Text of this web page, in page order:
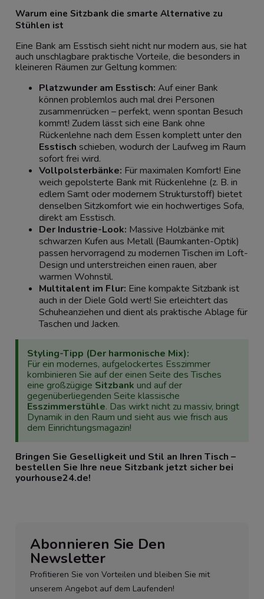
Warum eine Sitzbank die smarte Alternative zu
Stühlen ist
Eine Bank am Esstisch sieht nicht nur modern aus, sie hat
auch unschlagbare praktische Vorteile, die besonders in
kleineren Räumen zur Geltung kommen:
Platzwunder am Esstisch: Auf einer Bank
können problemlos auch mal drei Personen
zusammenrücken – perfekt, wenn spontan Besuch
kommt! Zudem lässt sich eine Bank ohne
Rückenlehne nach dem Essen komplett unter den
Esstisch schieben, wodurch der Laufweg im Raum
sofort frei wird.
Vollpolsterbänke: Für maximalen Komfort! Eine
weich gepolsterte Bank mit Rückenlehne (z. B. in
edlem Samt oder modernem Strukturstoff) bietet
denselben Sitzkomfort wie ein hochwertiges Sofa,
direkt am Esstisch.
Der Industrie-Look: Massive Holzbänke mit
schwarzen Kufen aus Metall (Baumkanten-Optik)
passen hervorragend zu modernen Tischen im Loft-
Design und unterstreichen einen rauen, aber
warmen Wohnstil.
Multitalent im Flur: Eine kompakte Sitzbank ist
auch in der Diele Gold wert! Sie erleichtert das
Schuheanziehen und dient als praktische Ablage für
Taschen und Jacken.
Styling-Tipp (Der harmonische Mix):
Für ein modernes, aufgelockertes Esszimmer
kombinieren Sie auf der einen Seite des Tisches
eine großzügige Sitzbank und auf der
gegenüberliegenden Seite klassische
Esszimmerstühle. Das wirkt nicht zu massiv, bringt
Dynamik in den Raum und sieht aus wie frisch aus
dem Einrichtungsmagazin!
Bringen Sie Geselligkeit und Stil an Ihren Tisch –
bestellen Sie Ihre neue Sitzbank jetzt sicher bei
yourhouse24.de!
Abonnieren Sie Den
Newsletter
Profitieren Sie von Vorteilen und bleiben Sie mit
unserem Angebot auf dem Laufenden!